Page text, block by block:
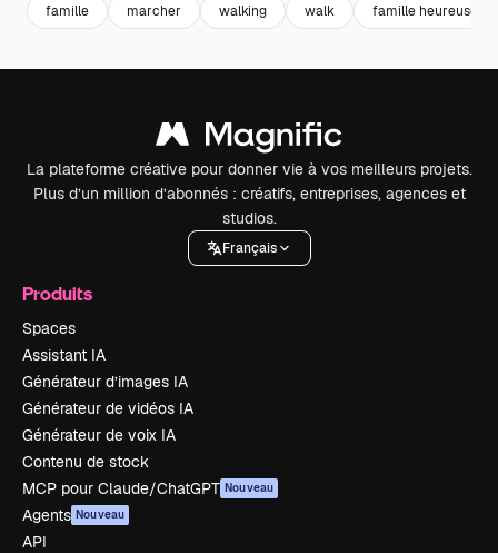
famille marcher walking walk famille heureuse
La plateforme créative pour donner vie à vos meilleurs projets.
Plus d’un million d’abonnés : créatifs, entreprises, agences et
studios.
Français
Produits
Spaces
Assistant IA
Générateur d’images IA
Générateur de vidéos IA
Générateur de voix IA
Contenu de stock
MCP pour Claude/ChatGPT Nouveau
Agents Nouveau
API